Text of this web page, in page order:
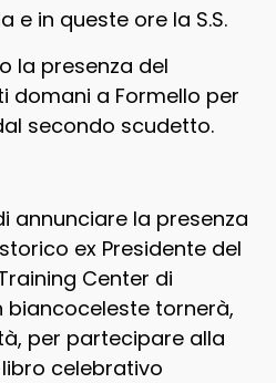
e in queste ore la S.S.
la presenza del
domani a Formello per
secondo scudetto.
annunciare la presenza
ex Presidente del
Center di
biancoceleste tornerà,
per partecipare alla
celebrativo